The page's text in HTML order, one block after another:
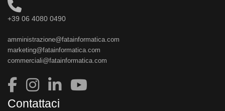
+39 06 4080 0490
amministrazione@fatainformatica.com
marketing@fatainformatica.com
commerciali@fatainformatica.com
Contattaci